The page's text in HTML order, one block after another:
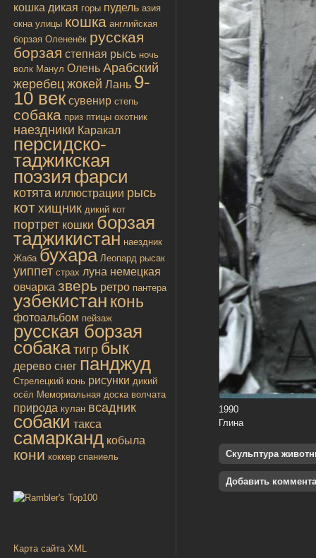
кошка дикая горы пудель азия
окна улицы кошка английская
борзая Олененёк русская
борзая степная рысь ночь
волк Манул Олень Арабский
жеребец жокей Лань 9-
10 век сувенир степь
собака приз птицы охотник
наездники Каракал
персидско-
таджикская
поэзия фарси
котята иллюстрации рысь
кот хищник дикий кот
портрет кошки борзая
таджикистан наездник
Жаба бухара Леопард рысак
уиппет страх луна немецкая
овчарка зверь ретро пантера
узбекистан конь
фотоальбом пейзаж
русская борзая
собака тигр бык
дерево снег панджуд
Стрелецкий конь рисунки дикий
осёл Мемориальная доска волчата
природа кулан всадник
собаки такса
самарканд кобыла
кони коккер спаниель
Карта сайта XML
1990
Глина
Скульптура
Добавить